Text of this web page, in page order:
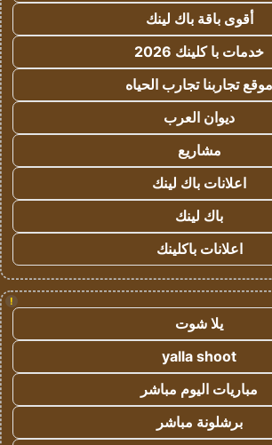
أقوى باقة باك لينك
خدمات با كلينك 2026
موقع تجاربنا تجارب الحياه
ديوان العرب
مشاريع
اعلانات باك لينك
باك لينك
اعلانات باكلينك
!
يلا شوت
yalla shoot
مباريات اليوم مباشر
برشلونة مباشر